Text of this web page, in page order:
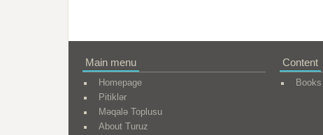
Content
Books
Main menu
Homepage
Pitiklər
Məqalə Toplusu
About Turuz